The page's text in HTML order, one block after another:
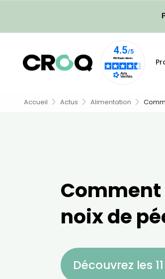
Accueil Actus Alimentation
noix de
Découvrez les